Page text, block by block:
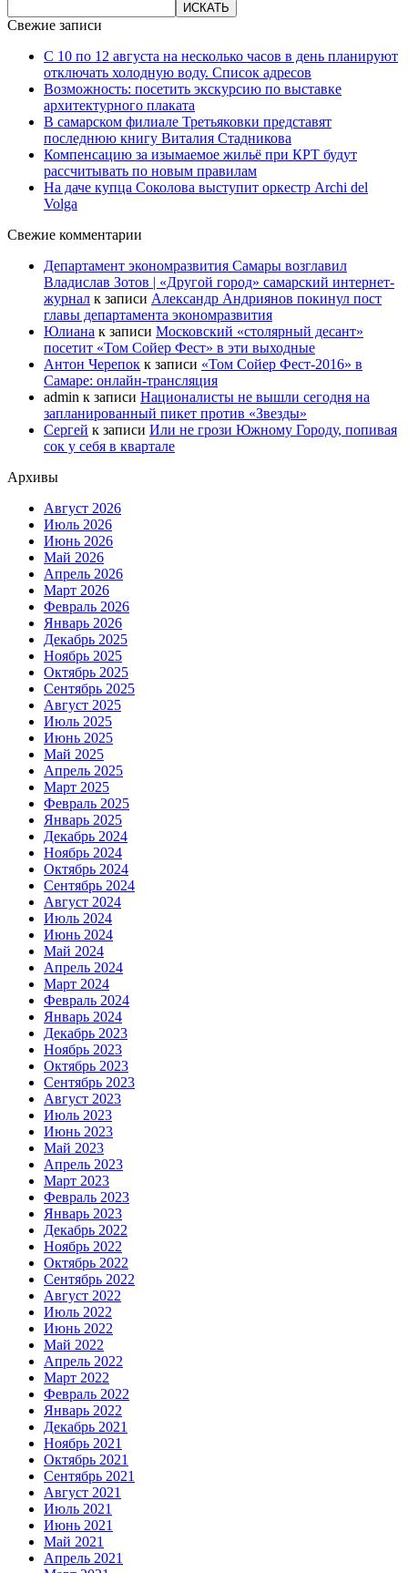
Свежие записи
С 10 по 12 августа на несколько часов в день планируют
отключать холодную воду. Список адресов
Возможность: посетить экскурсию по выставке
архитектурного плаката
В самарском филиале Третьяковки представят
последнюю книгу Виталия Стадникова
Компенсацию за изымаемое жильё при КРТ будут
рассчитывать по новым правилам
На даче купца Соколова выступит оркестр Archi del
Volga
Свежие комментарии
Департамент экономразвития Самары возглавил
Владислав Зотов | «Другой город» самарский интернет-
журнал к записи Александр Андриянов покинул пост
главы департамента экономразвития
Юлиана к записи Московский «столярный десант»
посетит «Том Сойер Фест» в эти выходные
Антон Черепок к записи «Том Сойер Фест-2016» в
Самаре: онлайн-трансляция
admin к записи Националисты не вышли сегодня на
запланированный пикет против «Звезды»
Сергей к записи Или не грози Южному Городу, попивая
сок у себя в квартале
Архивы
Август 2026
Июль 2026
Июнь 2026
Май 2026
Апрель 2026
Март 2026
Февраль 2026
Январь 2026
Декабрь 2025
Ноябрь 2025
Октябрь 2025
Сентябрь 2025
Август 2025
Июль 2025
Июнь 2025
Май 2025
Апрель 2025
Март 2025
Февраль 2025
Январь 2025
Декабрь 2024
Ноябрь 2024
Октябрь 2024
Сентябрь 2024
Август 2024
Июль 2024
Июнь 2024
Май 2024
Апрель 2024
Март 2024
Февраль 2024
Январь 2024
Декабрь 2023
Ноябрь 2023
Октябрь 2023
Сентябрь 2023
Август 2023
Июль 2023
Июнь 2023
Май 2023
Апрель 2023
Март 2023
Февраль 2023
Январь 2023
Декабрь 2022
Ноябрь 2022
Октябрь 2022
Сентябрь 2022
Август 2022
Июль 2022
Июнь 2022
Май 2022
Апрель 2022
Март 2022
Февраль 2022
Январь 2022
Декабрь 2021
Ноябрь 2021
Октябрь 2021
Сентябрь 2021
Август 2021
Июль 2021
Июнь 2021
Май 2021
Апрель 2021